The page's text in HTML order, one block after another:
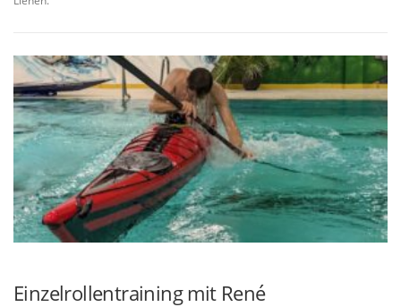
Einzelrollentraining mit René